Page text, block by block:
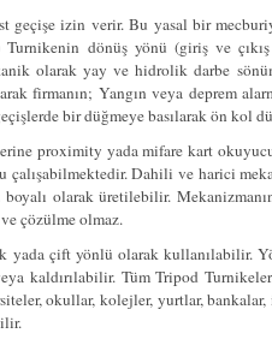
geçişe izin verir. Bu yasal bir
dönüş yönü (giriş ve
olarak yay ve hidrolik darbe
firmanın; Yangın veya deprem
bir düğmeye basılarak ön kol
proximity yada mifare kart
Dahili ve harici
olarak üretilebilir.
çözülme olmaz.
yada çift yönlü olarak kullanılabilir.
kaldırılabilir. Tüm Tripod
okullar, kolejler, yurtlar,